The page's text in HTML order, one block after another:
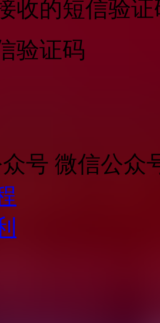
收的短信验证
验证码
微信公众